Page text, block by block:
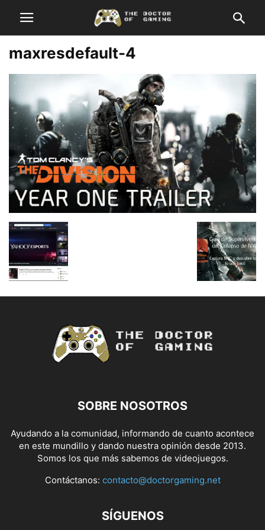
maxresdefault-4
SOBRE NOSOTROS
Ayudando a la comunidad, informando de cuanto acontece
en este mundillo y dando nuestra opinión desde 2013.
Somos los que más sabemos de videojuegos.
Contáctanos: contacto@doctorgaming.net
SÍGUENOS